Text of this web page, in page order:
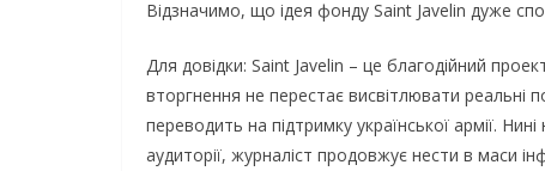
Відзначимо, що ідея фонду Saint Javelin дуже
Для довідки: Saint Javelin – це благодійний
вторгнення не перестає висвітлювати реальні
переводить на підтримку української армії.
аудиторії, журналіст продовжує нести в маси